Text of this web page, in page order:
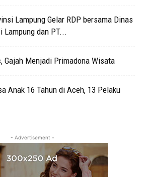
Lampung Gelar RDP bersama Dinas
Lampung dan PT...
Gajah Menjadi Primadona Wisata
Anak 16 Tahun di Aceh, 13 Pelaku
- Advertisement -